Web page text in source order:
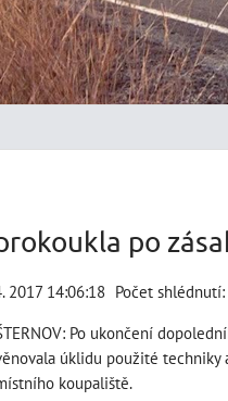
po
2017 14:06:18 Počet
Po ukončení
úklidu použité techniky
koupaliště.